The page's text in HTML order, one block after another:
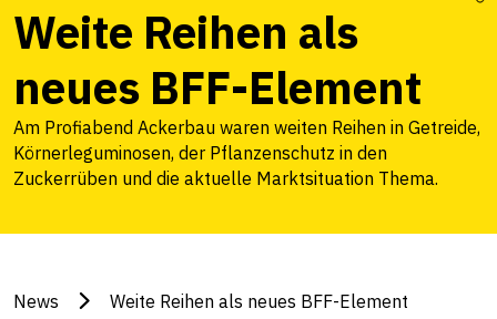
Weite Reihen als
neues BFF-Element
Am Profiabend Ackerbau waren weiten Reihen in Getreide,
Körnerleguminosen, der Pflanzenschutz in den
Zuckerrüben und die aktuelle Marktsituation Thema.
News Weite Reihen als neues BFF-Element